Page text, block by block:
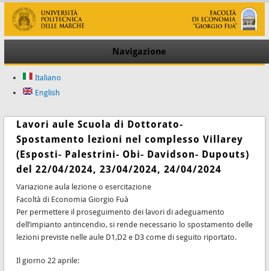
Navigazione
Italiano
English
Lavori aule Scuola di Dottorato-
Spostamento lezioni nel complesso Villarey
(Esposti- Palestrini- Obi- Davidson- Dupouts)
del 22/04/2024, 23/04/2024, 24/04/2024
Variazione aula lezione o esercitazione
Facoltà di Economia Giorgio Fuà
Per permettere il proseguimento dei lavori di adeguamento
dell’impianto antincendio, si rende necessario lo spostamento delle
lezioni previste nelle aule D1,D2 e D3 come di seguito riportato.
Il giorno 22 aprile: